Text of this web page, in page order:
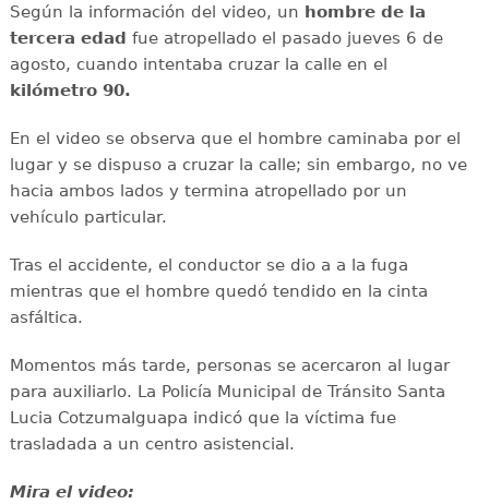
Según la información del video, un hombre de la
tercera edad fue atropellado el pasado jueves 6 de
agosto, cuando intentaba cruzar la calle en el
kilómetro 90.
En el video se observa que el hombre caminaba por el
lugar y se dispuso a cruzar la calle; sin embargo, no ve
hacia ambos lados y termina atropellado por un
vehículo particular.
Tras el accidente, el conductor se dio a a la fuga
mientras que el hombre quedó tendido en la cinta
asfáltica.
Momentos más tarde, personas se acercaron al lugar
para auxiliarlo. La Policía Municipal de Tránsito Santa
Lucia Cotzumalguapa indicó que la víctima fue
trasladada a un centro asistencial.
Mira el video: